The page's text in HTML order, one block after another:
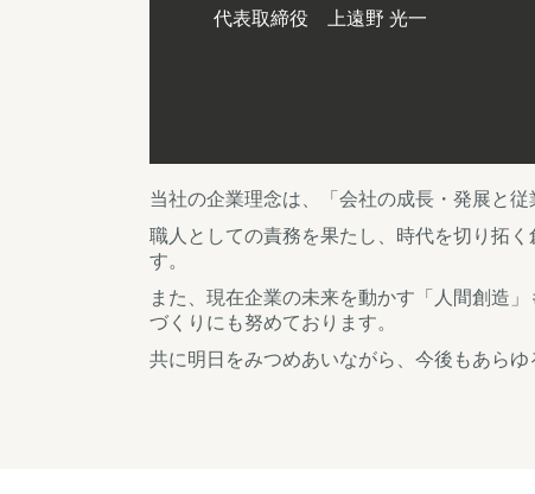
代表取締役　上遠野 光一
当社の企業理念は、「会社の成長・発展と
職人としての責務を果たし、時代を切り拓
す。
また、現在企業の未来を動かす「人間創造
づくりにも努めております。
共に明日をみつめあいながら、今後もあら